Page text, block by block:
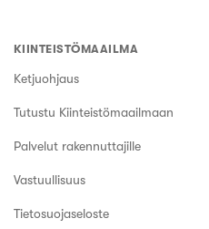
KIINTEISTÖMAAILMA
Ketjuohjaus
Tutustu Kiinteistömaailmaan
Palvelut rakennuttajille
Vastuullisuus
Tietosuojaseloste